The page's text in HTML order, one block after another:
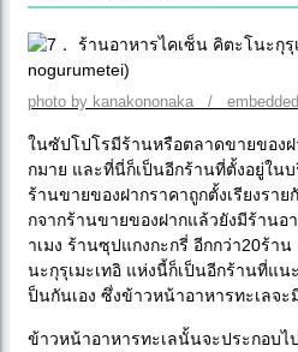
photo by kanakononaka /
ในซัปโปโรมีร้านหรือตลาดขายของ
กมาย และที่นี่ก็เป็นอีกร้านที่ตั้งอยู่ใน
ร้านขายของฝากราคาถูกตั้งเรียงรา
กจากร้านขายของฝากแล้วยังมีร้านอ
าเมง ร้านซุปแกงกะกรี่ อีกกว่า20ร้า
นะกุรุเมะเทอิ แห่งนี้ก็เป็นอีกร้านที่แน
ป็นกันเอง ซึ่งข้าวหน้าอาหารทะเลจะ
ข้าวหน้าอาหารทะเลนั้นจะประกอบไ